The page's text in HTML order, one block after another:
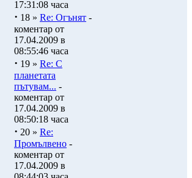
17:31:08 часа
· 18 » Re: Огънят -
коментар от
17.04.2009 в
08:55:46 часа
· 19 » Re: С
планетата
пътувам... -
коментар от
17.04.2009 в
08:50:18 часа
· 20 » Re:
Промълвено -
коментар от
17.04.2009 в